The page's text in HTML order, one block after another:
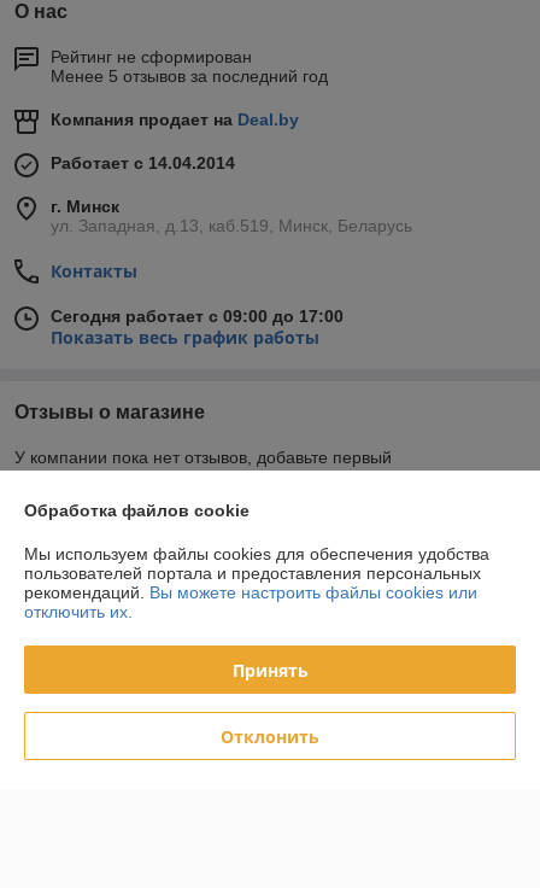
О нас
Рейтинг не сформирован
Менее 5 отзывов за последний год
Компания продает на Deal.by
Работает с 14.04.2014
г. Минск
ул. Западная, д.13, каб.519, Минск, Беларусь
Контакты
Сегодня работает с 09:00 до 17:00
Показать весь график работы
Отзывы о магазине
У компании пока нет отзывов, добавьте первый
Контакты
График работы
Полная версия сайта
Обработка файлов cookie
Мы используем файлы cookies для обеспечения удобства
пользователей портала и предоставления персональных
рекомендаций. Вы можете настроить файлы cookies или
отключить их.
Принять
Отклонить